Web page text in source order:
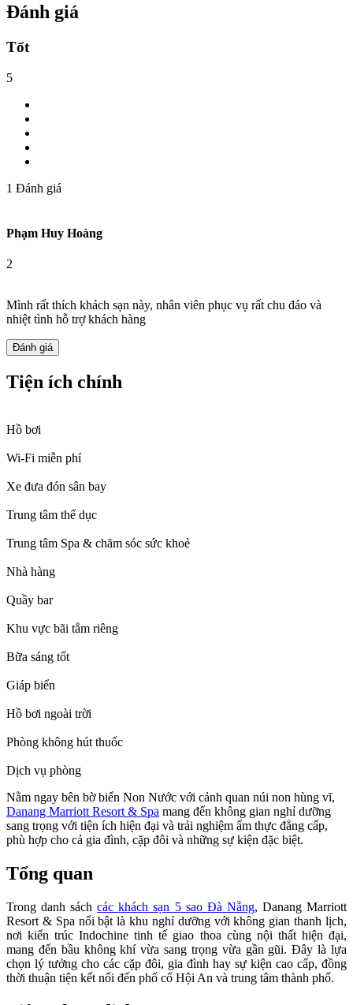
Đánh giá
Tốt
5
1 Đánh giá
Phạm Huy Hoàng
2
Mình rất thích khách sạn này, nhân viên phục vụ rất chu đáo và
nhiệt tình hỗ trợ khách hàng
Đánh giá
Tiện ích chính
Hồ bơi
Wi-Fi miễn phí
Xe đưa đón sân bay
Trung tâm thể dục
Trung tâm Spa & chăm sóc sức khoẻ
Nhà hàng
Quầy bar
Khu vực bãi tắm riêng
Bữa sáng tốt
Giáp biển
Hồ bơi ngoài trời
Phòng không hút thuốc
Dịch vụ phòng
Nằm ngay bên bờ biển Non Nước với cảnh quan núi non hùng vĩ,
Danang Marriott Resort & Spa mang đến không gian nghỉ dưỡng
sang trọng với tiện ích hiện đại và trải nghiệm ẩm thực đẳng cấp,
phù hợp cho cả gia đình, cặp đôi và những sự kiện đặc biệt.
Tổng quan
Trong danh sáchcác khách sạn 5 sao Đà Nẵng, Danang Marriott
Resort & Spa nổi bật là khu nghỉ dưỡng với không gian thanh lịch,
nơi kiến trúc Indochine tinh tế giao thoa cùng nội thất hiện đại,
mang đến bầu không khí vừa sang trọng vừa gần gũi. Đây là lựa
chọn lý tưởng cho các cặp đôi, gia đình hay sự kiện cao cấp, đồng
thời thuận tiện kết nối đến phố cổ Hội An và trung tâm thành phố.